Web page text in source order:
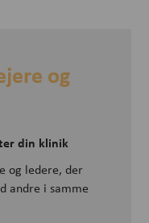
og
din klinik
og ledere, der
andre i samme